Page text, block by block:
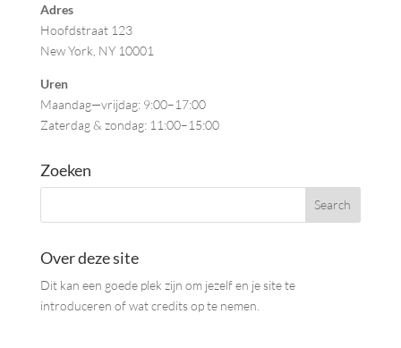
Adres
Hoofdstraat 123
New York, NY 10001
Uren
Maandag—vrijdag: 9:00–17:00
Zaterdag & zondag: 11:00–15:00
Zoeken
Over deze site
Dit kan een goede plek zijn om jezelf en je site te
introduceren of wat credits op te nemen.